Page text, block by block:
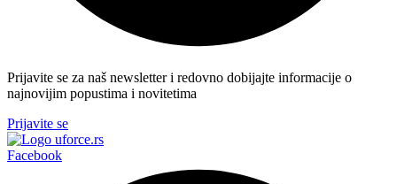
Prijavite se za naš newsletter i redovno dobijajte informacije o
najnovijim popustima i novitetima
Prijavite se
Facebook